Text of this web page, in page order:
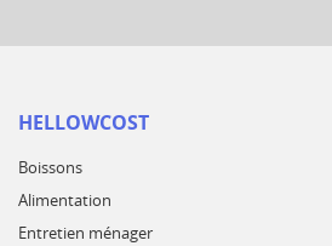
HELLOWCOST
Boissons
Alimentation
Entretien ménager